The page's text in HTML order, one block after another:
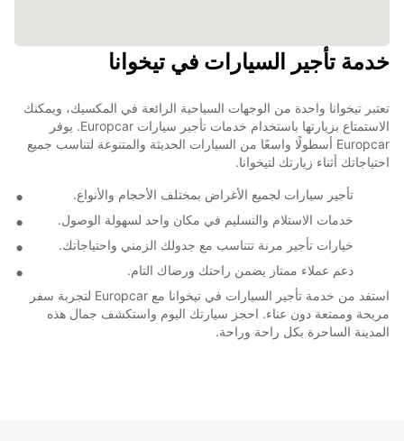
خدمة تأجير السيارات في تيخوانا
تعتبر تيخوانا واحدة من الوجهات السياحية الرائعة في المكسيك، ويمكنك
الاستمتاع بزيارتها باستخدام خدمات تأجير سيارات Europcar. يوفر
Europcar أسطولًا واسعًا من السيارات الحديثة والمتنوعة لتناسب جميع
احتياجاتك أثناء زيارتك لتيخوانا.
تأجير سيارات لجميع الأغراض بمختلف الأحجام والأنواع.
خدمات الاستلام والتسليم في مكان واحد لسهولة الوصول.
خيارات تأجير مرنة تتناسب مع جدولك الزمني واحتياجاتك.
دعم عملاء ممتاز يضمن راحتك ورضاك التام.
استفد من خدمة تأجير السيارات في تيخوانا مع Europcar لتجربة سفر
مريحة وممتعة دون عناء. احجز سيارتك اليوم واستكشف جمال هذه
المدينة الساحرة بكل راحة وراحة.